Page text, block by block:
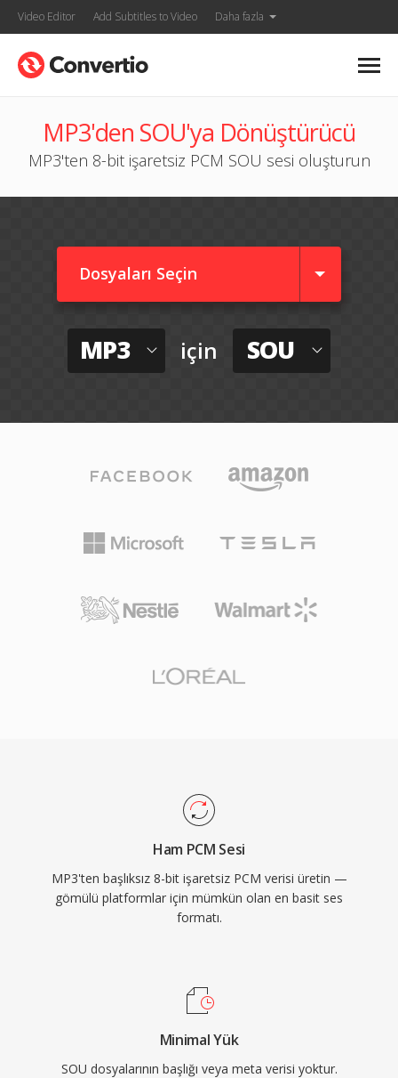
Video Editor Add Subtitles to Video Daha fazla
MP3'den SOU'ya Dönüştürücü
MP3'ten 8-bit işaretsiz PCM SOU sesi oluşturun
Dosyaları Seçin
MP3 için SOU
Ham PCM Sesi
MP3'ten başlıksız 8-bit işaretsiz PCM verisi üretin —
gömülü platformlar için mümkün olan en basit ses
formatı.
Minimal Yük
SOU dosyalarının başlığı veya meta verisi yoktur.